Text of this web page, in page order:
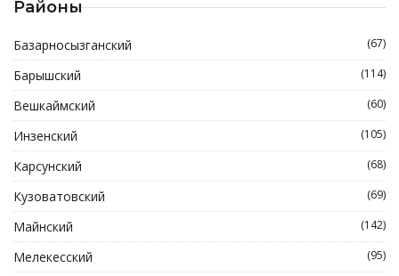
Районы
Базарносызганский (67)
Барышский (114)
Вешкаймский (60)
Инзенский (105)
Карсунский (68)
Кузоватовский (69)
Майнский (142)
Мелекесский (95)